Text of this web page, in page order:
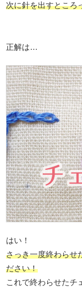
次に針を出すところ
正解は…
はい！
さっき一度終わらせ
ださい！
これで終わらせたチ